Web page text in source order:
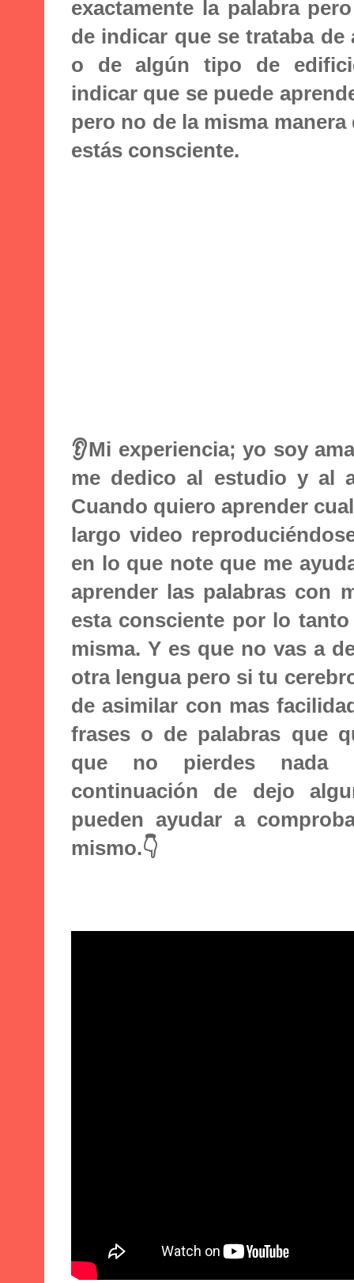
exactamente la palabra
de indicar que se trataba de
o de algún tipo de
indicar que se puede
pero no de la misma
estás consciente.
👂Mi experiencia; yo soy
me dedico al estudio y al
Cuando quiero aprender
largo video
en lo que note que me
aprender las palabras con
esta consciente por lo
misma. Y es que no vas a
otra lengua pero si tu
de asimilar con mas
frases o de palabras que
que no pierdes nada
continuación de dejo
pueden ayudar a
mismo.👇